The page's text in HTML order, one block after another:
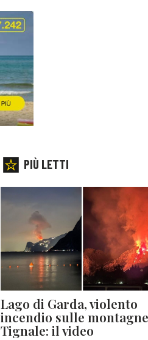
PIÙ LETTI
Lago di Garda, violento
incendio sulle
Tignale: il video